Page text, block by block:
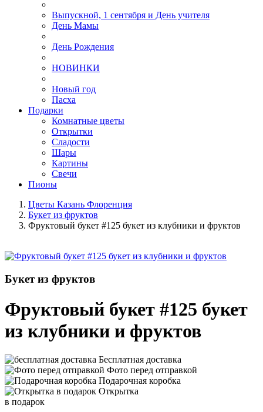
Выпускной, 1 сентября и День учителя
День Мамы
День Рождения
НОВИНКИ
Новый год
Пасха
Подарки
Комнатные цветы
Открытки
Сладости
Шары
Картины
Свечи
Пионы
Цветы Казань Флоренция
Букет из фруктов
Фруктовый букет #125 букет из клубники и фруктов
Букет из фруктов
Фруктовый букет #125 букет
из клубники и фруктов
Бесплатная доставка
Фото перед отправкой
Подарочная коробка
Открытка
в подарок